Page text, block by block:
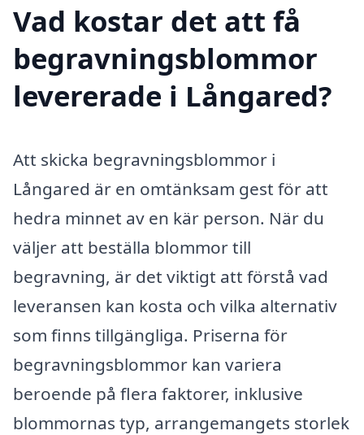
Vad kostar det att få
begravningsblommor
levererade i Långared?
Att skicka begravningsblommor i
Långared är en omtänksam gest för att
hedra minnet av en kär person. När du
väljer att beställa blommor till
begravning, är det viktigt att förstå vad
leveransen kan kosta och vilka alternativ
som finns tillgängliga. Priserna för
begravningsblommor kan variera
beroende på flera faktorer, inklusive
blommornas typ, arrangemangets storlek